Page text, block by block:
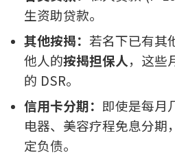
生资助贷款。
其他按揭： 若名下已有其
他人的按揭担保人，这些
的 DSR。
信用卡分期： 即使是每月
电器、美容疗程免息分期
定负债。